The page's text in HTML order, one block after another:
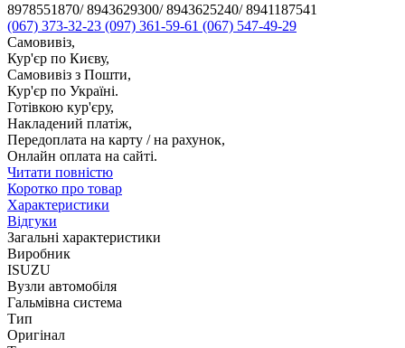
8978551870/ 8943629300/ 8943625240/ 8941187541
(067) 373-32-23 (097) 361-59-61 (067) 547-49-29
Самовивіз,
Кур'єр по Києву,
Самовивіз з Пошти,
Кур'єр по Україні.
Готівкою кур'єру,
Накладений платіж,
Передоплата на карту / на рахунок,
Онлайн оплата на сайті.
Читати повністю
Коротко про товар
Характеристики
Відгуки
Загальні характеристики
Виробник
ISUZU
Вузли автомобіля
Гальмівна система
Тип
Оригінал